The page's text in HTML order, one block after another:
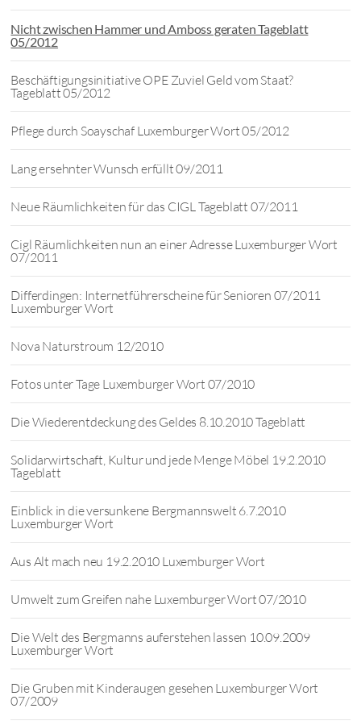
Nicht zwischen Hammer und Amboss geraten Tageblatt
05/2012
Beschäftigungsinitiative OPE Zuviel Geld vom Staat?
Tageblatt 05/2012
Pflege durch Soayschaf Luxemburger Wort 05/2012
Lang ersehnter Wunsch erfüllt 09/2011
Neue Räumlichkeiten für das CIGL Tageblatt 07/2011
Cigl Räumlichkeiten nun an einer Adresse Luxemburger Wort
07/2011
Differdingen: Internetführerscheine für Senioren 07/2011
Luxemburger Wort
Nova Naturstroum 12/2010
Fotos unter Tage Luxemburger Wort 07/2010
Die Wiederentdeckung des Geldes 8.10.2010 Tageblatt
Solidarwirtschaft, Kultur und jede Menge Möbel 19.2.2010
Tageblatt
Einblick in die versunkene Bergmannswelt 6.7.2010
Luxemburger Wort
Aus Alt mach neu 19.2.2010 Luxemburger Wort
Umwelt zum Greifen nahe Luxemburger Wort 07/2010
Die Welt des Bergmanns auferstehen lassen 10.09.2009
Luxemburger Wort
Die Gruben mit Kinderaugen gesehen Luxemburger Wort
07/2009